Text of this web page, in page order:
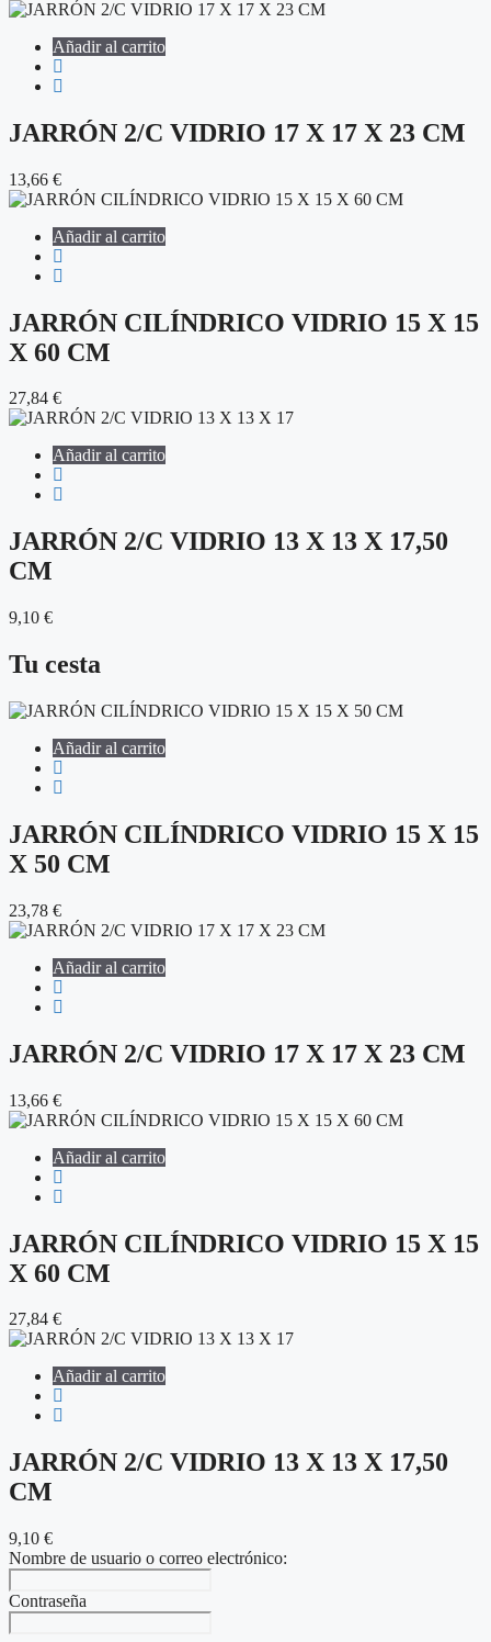
Añadir al carrito
JARRÓN 2/C VIDRIO 17 X 17 X 23 CM
13,66 €
Añadir al carrito
JARRÓN CILÍNDRICO VIDRIO 15 X 15
X 60 CM
27,84 €
Añadir al carrito
JARRÓN 2/C VIDRIO 13 X 13 X 17,50
CM
9,10 €
Tu cesta
Añadir al carrito
JARRÓN CILÍNDRICO VIDRIO 15 X 15
X 50 CM
23,78 €
Añadir al carrito
JARRÓN 2/C VIDRIO 17 X 17 X 23 CM
13,66 €
Añadir al carrito
JARRÓN CILÍNDRICO VIDRIO 15 X 15
X 60 CM
27,84 €
Añadir al carrito
JARRÓN 2/C VIDRIO 13 X 13 X 17,50
CM
9,10 €
Nombre de usuario o correo electrónico:
Contraseña